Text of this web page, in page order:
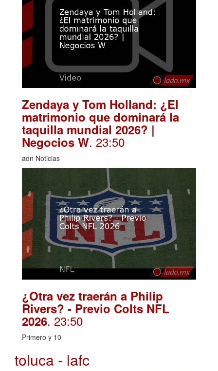
Zendaya y Tom Holland: ¿El
matrimonio que dominará la
taquilla mundial 2026? |
Negocios W. 23:50
adn Noticias
¿Otra vez traerán a Philip
Rivers? - Previo Colts NFL
2026. 23:50
Primero y 10
toluca - lafc